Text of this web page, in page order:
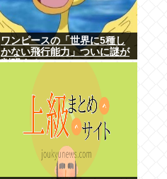
ワンピースの「世界に5種し
かない飛行能力」ついに謎が
判明するwww